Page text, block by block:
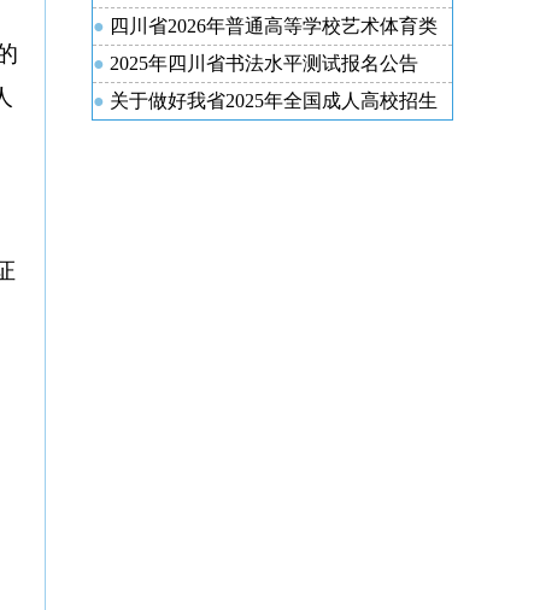
知
（系统操作篇）
四川省2026年普通高等学校艺术体育类
专业报名考试办法
2025年四川省书法水平测试报名公告
关于做好我省2025年全国成人高校招生